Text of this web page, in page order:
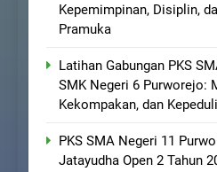
Kepemimpinan, Disiplin,
Pramuka
Latihan Gabungan PKS
SMK Negeri 6 Purworejo:
Kekompakan, dan
PKS SMA Negeri 11
Jatayudha Open 2 Tahun